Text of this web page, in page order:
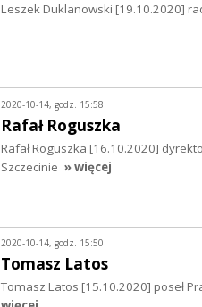
Leszek Duklanowski [19.10.2020]
2020-10-14, godz. 15:58
Rafał Roguszka
Rafał Roguszka [16.10.2020]
Szczecinie » więcej
2020-10-14, godz. 15:50
Tomasz Latos
Tomasz Latos [15.10.2020] poseł